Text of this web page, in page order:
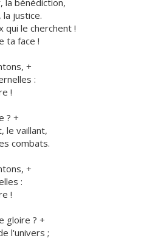
la bénédiction,
la justice.
qui le cherchent !
ta face !
+
:
!
? +
le vaillant,
combats.
+
:
!
gloire ? +
l'univers ;